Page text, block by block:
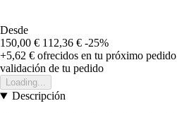
Desde
150,00 € 112,36 € -25%
+5,62 € ofrecidos en tu próximo pedido
validación de tu pedido
Loading...
Descripción